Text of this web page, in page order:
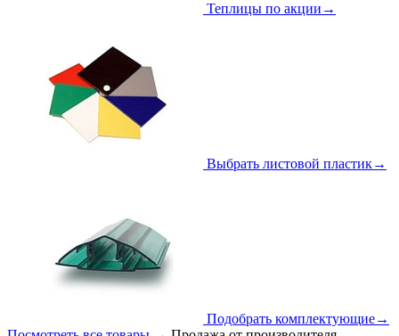
Теплицы по акции →
Выбрать листовой пластик→
Подобрать комплектующие→